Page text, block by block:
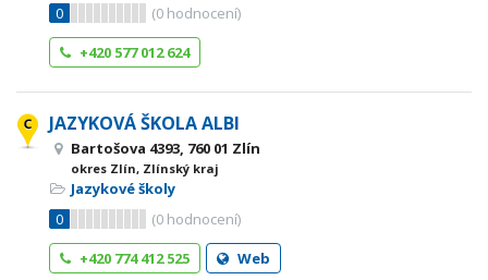
0
(0 hodnocení)
+420 577 012 624
JAZYKOVÁ ŠKOLA ALBI
Bartošova 4393, 760 01 Zlín
okres Zlín, Zlínský kraj
Jazykové školy
0
(0 hodnocení)
+420 774 412 525
Web